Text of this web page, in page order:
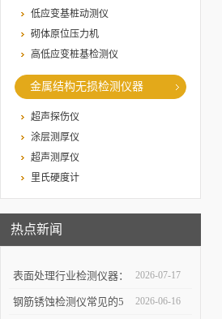
低应变基桩动测仪
砌体原位压力机
高低应变桩基检测仪
金属结构无损检测仪器
超声探伤仪
涂层测厚仪
超声测厚仪
里氏硬度计
热点新闻
表面处理行业检测仪器：
详解高精度涂层测厚仪的
2026-07-17
钢筋锈蚀检测仪常见的5 2026-06-16